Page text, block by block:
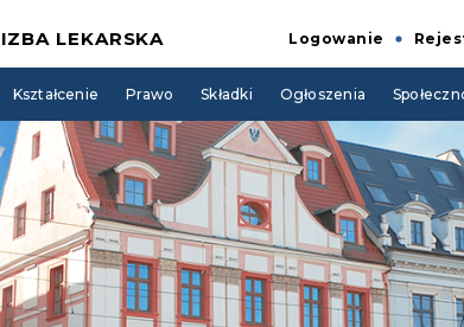
LEKARSKA Logowanie
Kształcenie Prawo Składki Ogłoszenia